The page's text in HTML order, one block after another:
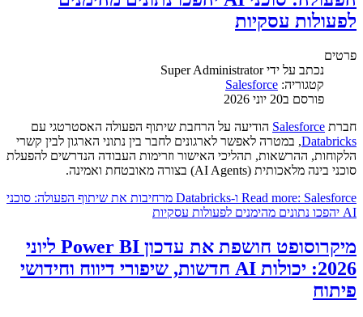
לפעולות עסקיות
פרטים
נכתב על ידיSuper Administrator
קטגוריה: Salesforce
פורסם ב20 יוני 2026
חברת Salesforce הודיעה על הרחבת שיתוף הפעולה האסטרטגי עם
Databricks, במטרה לאפשר לארגונים לחבר בין נתוני הארגון לבין קשרי
הלקוחות, ההרשאות, תהליכי האישור וזרימות העבודה הנדרשים להפעלת
סוכני בינה מלאכותית (AI Agents) בצורה מאובטחת ואמינה.
Read more: Salesforce ו-Databricks מרחיבות את שיתוף הפעולה: סוכני
AI יהפכו נתונים מהימנים לפעולות עסקיות
מיקרוסופט חושפת את עדכון Power BI ליוני
2026: יכולות AI חדשות, שיפורי דיווח וחידושי
פיתוח